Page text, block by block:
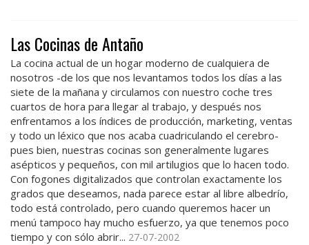
Las Cocinas de Antaño
La cocina actual de un hogar moderno de cualquiera de
nosotros -de los que nos levantamos todos los días a las
siete de la mañana y circulamos con nuestro coche tres
cuartos de hora para llegar al trabajo, y después nos
enfrentamos a los índices de producción, marketing, ventas
y todo un léxico que nos acaba cuadriculando el cerebro-
pues bien, nuestras cocinas son generalmente lugares
asépticos y pequeños, con mil artilugios que lo hacen todo.
Con fogones digitalizados que controlan exactamente los
grados que deseamos, nada parece estar al libre albedrío,
todo está controlado, pero cuando queremos hacer un
menú tampoco hay mucho esfuerzo, ya que tenemos poco
tiempo y con sólo abrir... 27-07-2002